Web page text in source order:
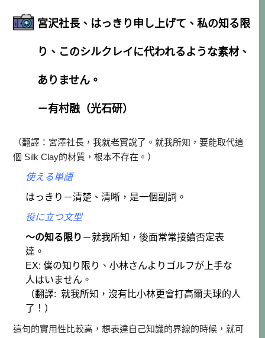
宮沢社長、はっきり申し上げて、私の知る限
り、このシルクレイに代われるような素材、
ありません。
－有村融（光石研）
（翻譯：宮澤社長，我就老實說了。就我所知，要能取代這
個 Silk Clay的材質，根本不存在。）
使える単語
はっきり－清楚、清晰，是一個副詞。
役に立つ文型
～の知る限り －就我所知，後面常常接續否定表
達。
EX: 僕の知り限り、小林さんよりゴルフが上手な
人はいません。
（翻譯: 就我所知，沒有比小林更會打高爾夫球的人
了！）
這句的實用性比較高，想表達自己知識的界線的時候，就可